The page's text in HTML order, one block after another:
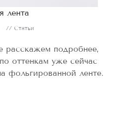
лента
// Статьи
расскажем подробнее,
оттенкам уже сейчас
фольгированной ленте.